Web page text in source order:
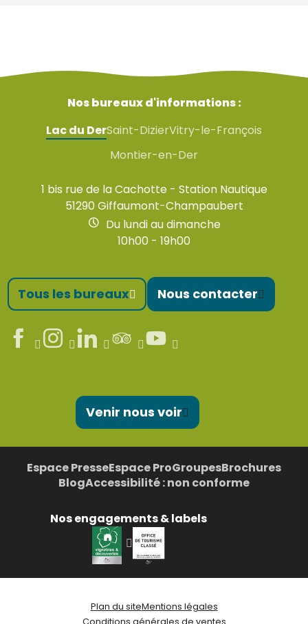
Nos bureaux d'informations :
Lac du DerSaint-DizierVitry-le-François
Montier-en-Der
1 bis rue de la Cachotte - Station Nautique
51290 Giffaumont-Champaubert
Du lundi au dimanche
10h00 - 19h00
Tous les bureaux Nous contacter
Venir nous voir
Espace PresseEspace ProGroupesBrochures
BlogAccessibilité : non conforme
Nos engagements & labels
Plan du siteMentions légales
Conditions générales de ventes